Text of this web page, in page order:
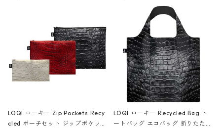
Black ジャン=ミッシェル・バスキ
ア/クラウン ブラック
LOQI ローキー Zip Pockets Recy
cled ポーチセット ジップポケット
LOQI ローキー Recycled Bag ト
ートバッグ エコバッグ 折りたたみ